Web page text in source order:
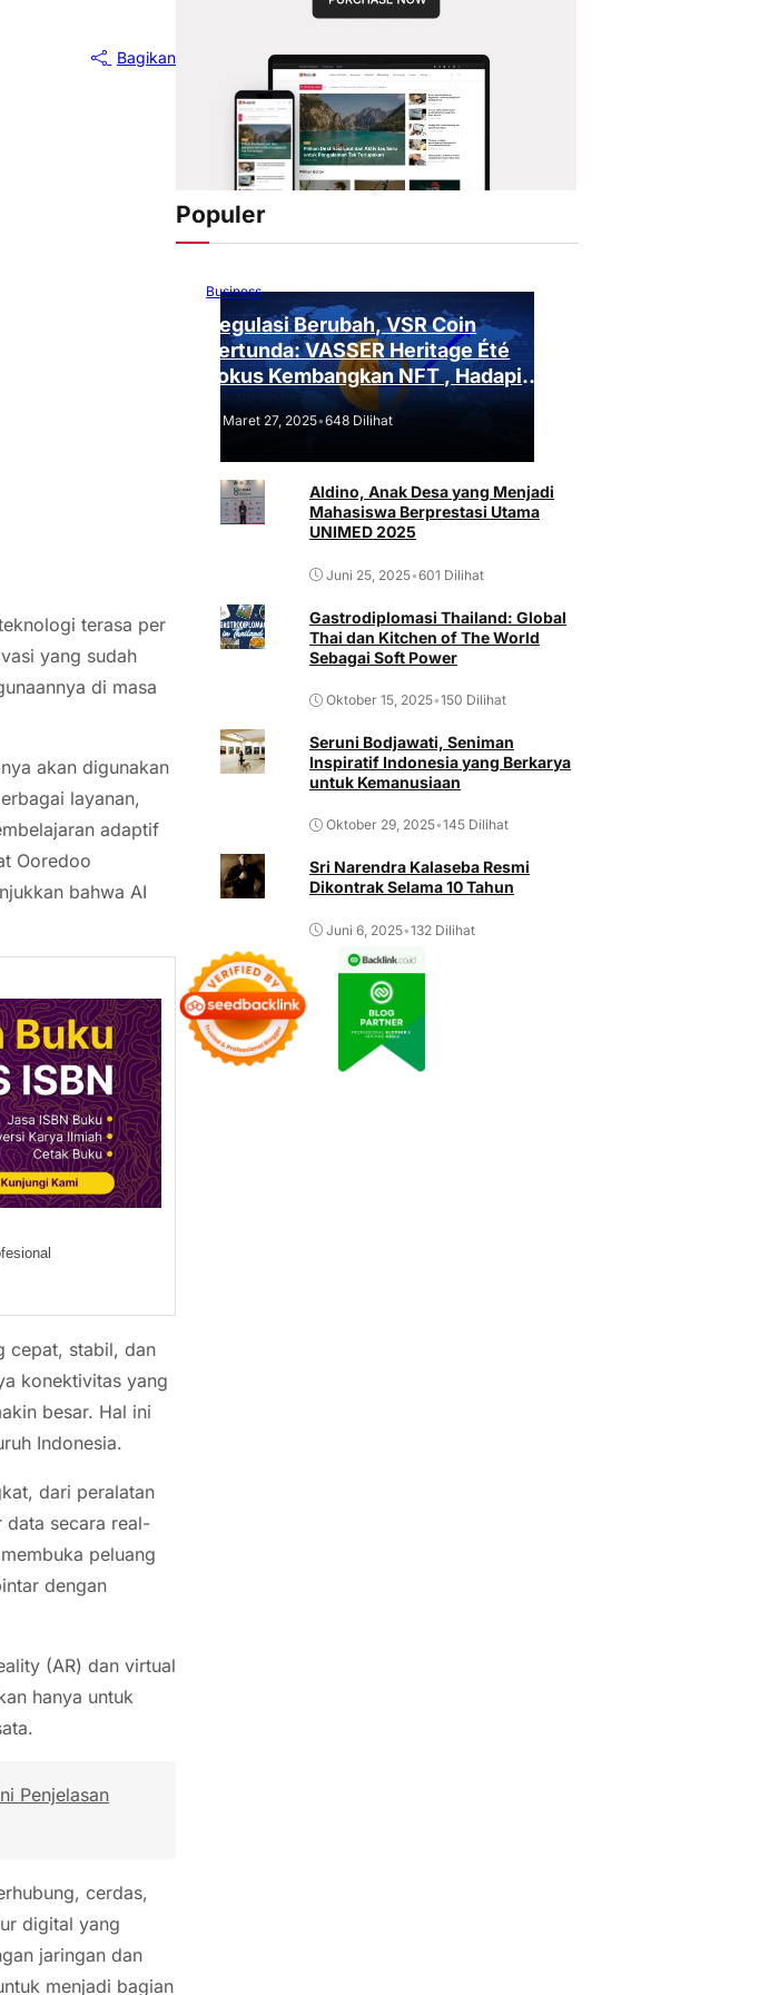
Bagikan
terasa per
yang sudah
di masa
akan digunakan
layanan,
adaptif
Ooredoo
bahwa AI
cepat, stabil, dan
konektivitas yang
besar. Hal ini
Indonesia.
dari peralatan
data secara real-
peluang
dengan
(AR) dan virtual
hanya untuk
Penjelasan
cerdas,
digital yang
jaringan dan
menjadi bagian
Populer
Business
Regulasi Berubah, VSR Coin
Tertunda: VASSER Heritage Été
Fokus Kembangkan NFT , Hadapi
Tantangan Regulasi!
Maret 27, 2025•648 Dilihat
Aldino, Anak Desa yang Menjadi
Mahasiswa Berprestasi Utama
UNIMED 2025
Juni 25, 2025•601 Dilihat
Gastrodiplomasi Thailand: Global
Thai dan Kitchen of The World
Sebagai Soft Power
Oktober 15, 2025•150 Dilihat
Seruni Bodjawati, Seniman
Inspiratif Indonesia yang Berkarya
untuk Kemanusiaan
Oktober 29, 2025•145 Dilihat
Sri Narendra Kalaseba Resmi
Dikontrak Selama 10 Tahun
Juni 6, 2025•132 Dilihat